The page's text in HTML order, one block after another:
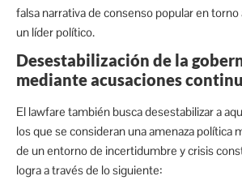
falsa narrativa de consenso popular en torno
un líder político.
Desestabilización de la
mediante acusaciones
El lawfare también busca desestabilizar a
los que se consideran una amenaza política
de un entorno de incertidumbre y crisis
logra a través de lo siguiente: